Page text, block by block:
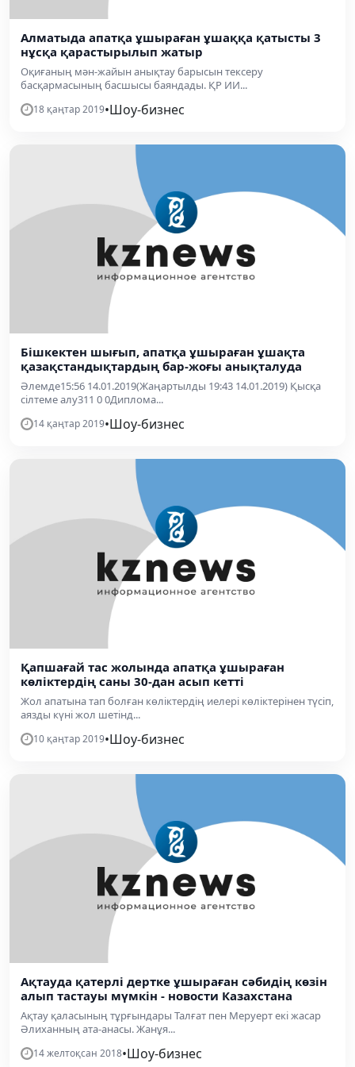
Алматыда апатқа ұшыраған ұшаққа қатысты 3
нұсқа қарастырылып жатыр
Оқиғаның мән-жайын анықтау барысын тексеру
басқармасының басшысы баяндады. ҚР ИИ...
18 қаңтар 2019•Шоу-бизнес
Бішкектен шығып, апатқа ұшыраған ұшақта
қазақстандықтардың бар-жоғы анықталуда
Әлемде15:56 14.01.2019(Жаңартылды 19:43 14.01.2019) Қысқа
сілтеме алу311 0 0Диплома...
14 қаңтар 2019•Шоу-бизнес
Қапшағай тас жолында апатқа ұшыраған
көліктердің саны 30-дан асып кетті
Жол апатына тап болған көліктердің иелері көліктерінен түсіп,
аязды күні жол шетінд...
10 қаңтар 2019•Шоу-бизнес
Ақтауда қатерлі дертке ұшыраған сәбидің көзін
алып тастауы мүмкін - новости Казахстана
Ақтау қаласының тұрғындары Талғат пен Меруерт екі жасар
Әлиханның ата-анасы. Жанұя...
14 желтоқсан 2018•Шоу-бизнес